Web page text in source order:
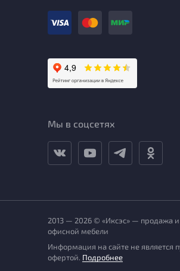
Мы в соцсетях
2013 — 2026 © «Иксэс» — продажа
офисной мебели
Информация на сайте не является
офертой. Подробнее